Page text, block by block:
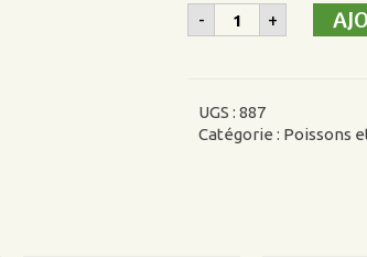
- quantité
de
+
UGS :887
Catégorie : Poissons